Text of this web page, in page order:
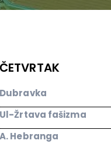
ČETVRTAK
Dubravka
Ul-Žrtava fašizma
A. Hebranga